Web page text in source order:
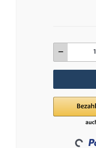
Loading...